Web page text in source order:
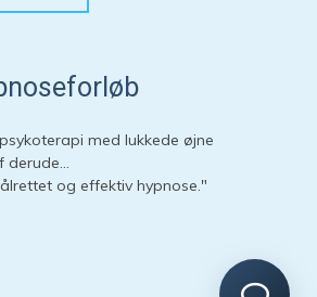
med lukkede øjne
derude…
og effektiv hypnose."